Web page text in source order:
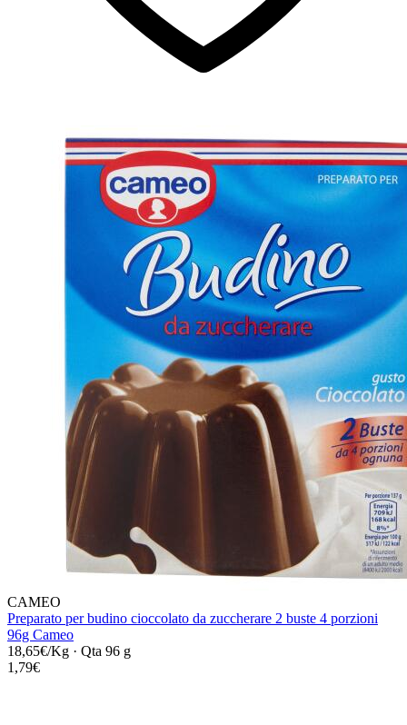
CAMEO
Preparato per budino cioccolato da zuccherare 2 buste 4 porzioni
96g Cameo
18,65€/Kg · Qta 96 g
1,79€